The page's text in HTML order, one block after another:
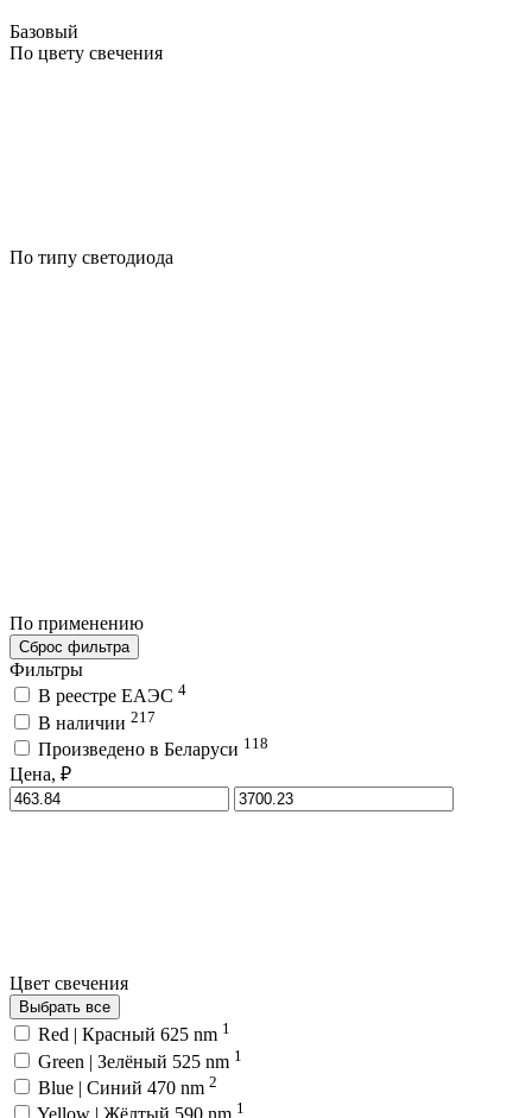
Базовый
По цвету свечения
По типу светодиода
По применению
Сброс фильтра
Фильтры
В реестре ЕАЭС 4
В наличии 217
Произведено в Беларуси 118
Цена, ₽
Цвет свечения
Выбрать все
Red | Красный 625 nm 1
Green | Зелёный 525 nm 1
Blue | Синий 470 nm 2
1